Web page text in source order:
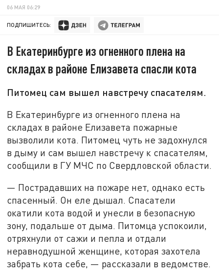
06 МАЯ 06:29
ПОДПИШИТЕСЬ:
В Екатеринбурге из огненного плена на
складах в районе Елизавета спасли кота
Питомец сам вышел навстречу спасателям.
В Екатеринбурге из огненного плена на
складах в районе Елизавета пожарные
вызволили кота. Питомец чуть не задохнулся
в дыму и сам вышел навстречу к спасателям,
сообщили в ГУ МЧС по Свердловской области.
— Пострадавших на пожаре нет, однако есть
спасенный. Он еле дышал. Спасатели
окатили кота водой и унесли в безопасную
зону, подальше от дыма. Питомца успокоили,
отряхнули от сажи и пепла и отдали
неравнодушной женщине, которая захотела
забрать кота себе, — рассказали в ведомстве.